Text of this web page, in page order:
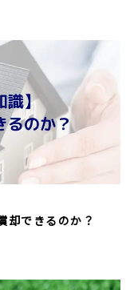
却できるのか？